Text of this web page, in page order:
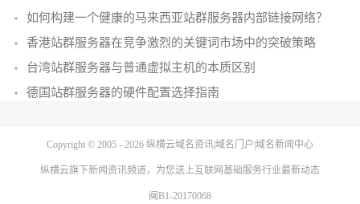
如何构建一个健康的马来西亚站群服务器内部链接网络？
香港站群服务器在竞争激烈的关键词市场中的突破策略
台湾站群服务器与普通虚拟主机的本质区别
德国站群服务器的硬件配置选择指南
Copyright © 2005 - 2026 纵横云域名资讯|域名门户|域名新闻中心
纵横云旗下新闻资讯频道，为您送上互联网基础服务行业最新动态
闽B1-20170068